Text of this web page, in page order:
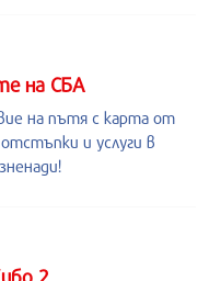
на СБА
на пътя с карта от
и услуги в